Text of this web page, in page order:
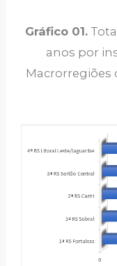
Gráfico 01.
anos por
Macrorregiões